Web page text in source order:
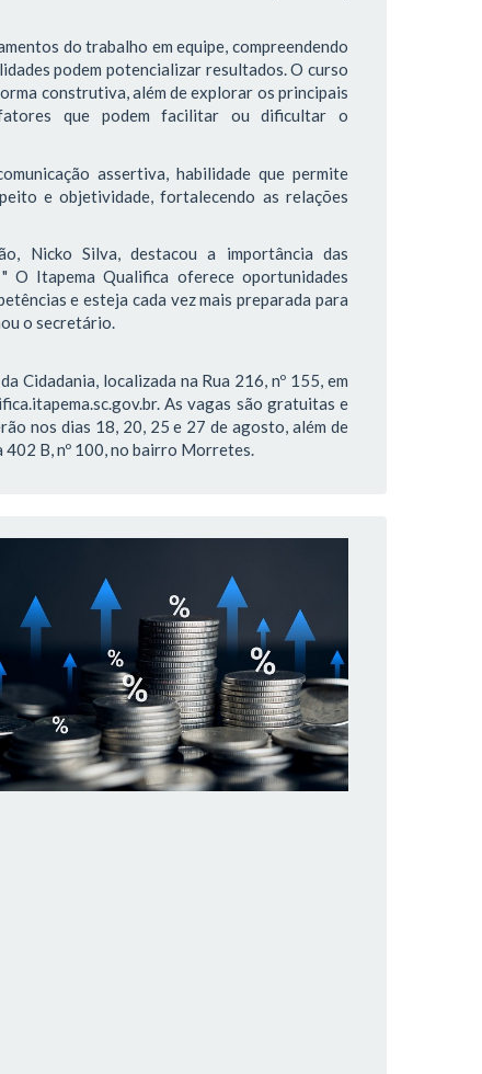
do trabalho em equipe, compreendendo
podem potencializar resultados. O curso
construtiva, além de explorar os principais
que podem facilitar ou dificultar o
assertiva, habilidade que permite
e objetividade, fortalecendo as relações
Nicko Silva, destacou a importância das
O Itapema Qualifica oferece oportunidades
e esteja cada vez mais preparada para
o secretário.
Cidadania, localizada na Rua 216, nº 155, em
As vagas são gratuitas e
nos dias 18, 20, 25 e 27 de agosto, além de
402 B, nº 100, no bairro Morretes.